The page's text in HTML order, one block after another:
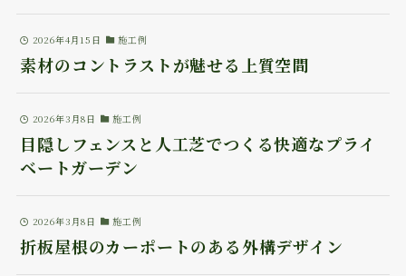
2026年4月15日 施工例
素材のコントラストが魅せる上質空間
2026年3月8日 施工例
目隠しフェンスと人工芝でつくる快適なプライ
ベートガーデン
2026年3月8日 施工例
折板屋根のカーポートのある外構デザイン